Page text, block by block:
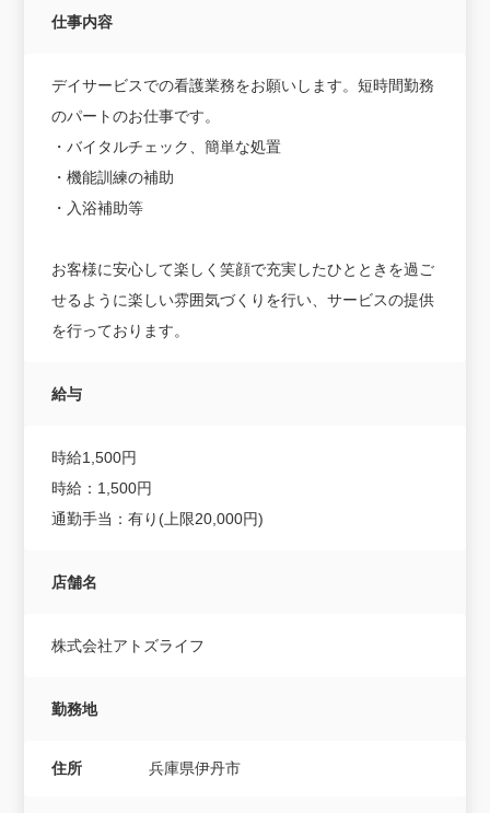
仕事内容
デイサービスでの看護業務をお願いします。短時間勤務
のパートのお仕事です。
・バイタルチェック、簡単な処置
・機能訓練の補助
・入浴補助等
お客様に安心して楽しく笑顔で充実したひとときを過ご
せるように楽しい雰囲気づくりを行い、サービスの提供
を行っております。
給与
時給1,500円
時給：1,500円
通勤手当：有り(上限20,000円)
店舗名
株式会社アトズライフ
勤務地
住所 兵庫県伊丹市